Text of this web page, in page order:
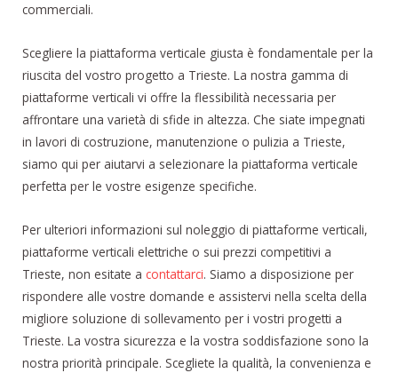
commerciali.
Scegliere la piattaforma verticale giusta è fondamentale per la
riuscita del vostro progetto a Trieste. La nostra gamma di
piattaforme verticali vi offre la flessibilità necessaria per
affrontare una varietà di sfide in altezza. Che siate impegnati
in lavori di costruzione, manutenzione o pulizia a Trieste,
siamo qui per aiutarvi a selezionare la piattaforma verticale
perfetta per le vostre esigenze specifiche.
Per ulteriori informazioni sul noleggio di piattaforme verticali,
piattaforme verticali elettriche o sui prezzi competitivi a
Trieste, non esitate a contattarci. Siamo a disposizione per
rispondere alle vostre domande e assistervi nella scelta della
migliore soluzione di sollevamento per i vostri progetti a
Trieste. La vostra sicurezza e la vostra soddisfazione sono la
nostra priorità principale. Scegliete la qualità, la convenienza e